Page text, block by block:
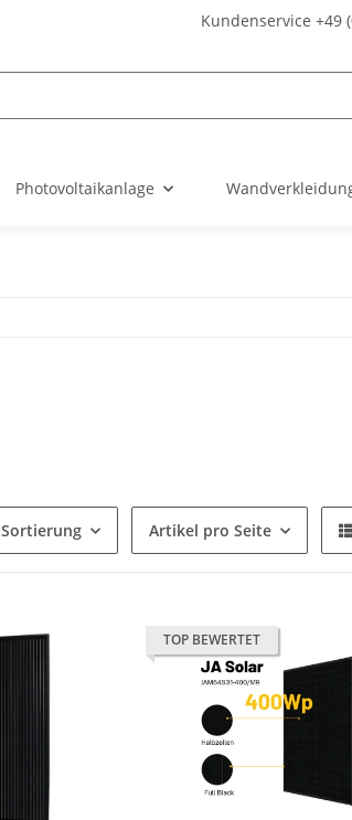
Kundenservice +49
Photovoltaikanlage
Sortierung Artikel pro Seite
TOP BEWERTET